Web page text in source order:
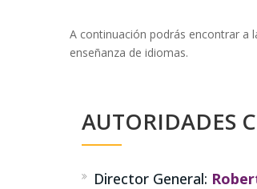
A continuación podrás encontrar a
enseñanza de idiomas.
AUTORIDADES
Director General: